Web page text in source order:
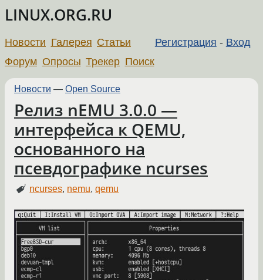
LINUX.ORG.RU
Регистрация - Вход
Новости Галерея Статьи
Форум Опросы Трекер Поиск
Новости — Open Source
Релиз nEMU 3.0.0 —
интерфейса к QEMU,
основанного на
псевдографике ncurses
ncurses, nemu,qemu